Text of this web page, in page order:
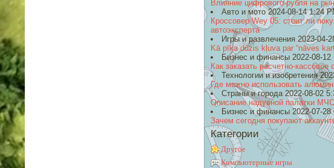
Влияние цифрового рубля на
Авто и мото 2024-08-14 1:24
Кроссовер Wey 05: стоит ли
автоэксперта
Игры и развлечения 2023-04-
Kā pīķa dūzis kļuva par “nāves
Бизнес и финансы 2022-08-12
Как заказать расчетно-кассовое
Технологии и изобретения
Где можно использовать
Страны и города 2022-08-02
Описание надувной палатки МЧС
Бизнес и финансы 2022-07-28
Зачем сегодня покупают
Категории
Другое
Компьютерные игры